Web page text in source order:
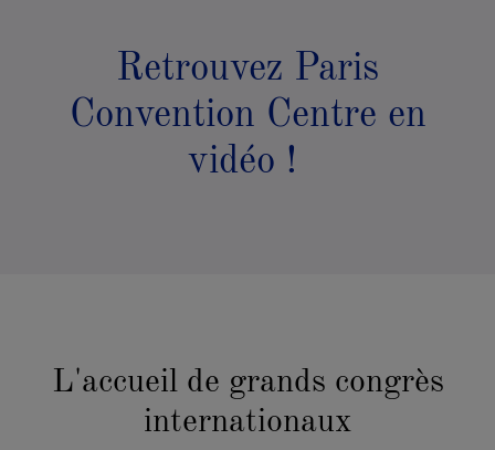
Retrouvez Paris
Convention Centre en
vidéo !
L'accueil de grands congrès
internationaux